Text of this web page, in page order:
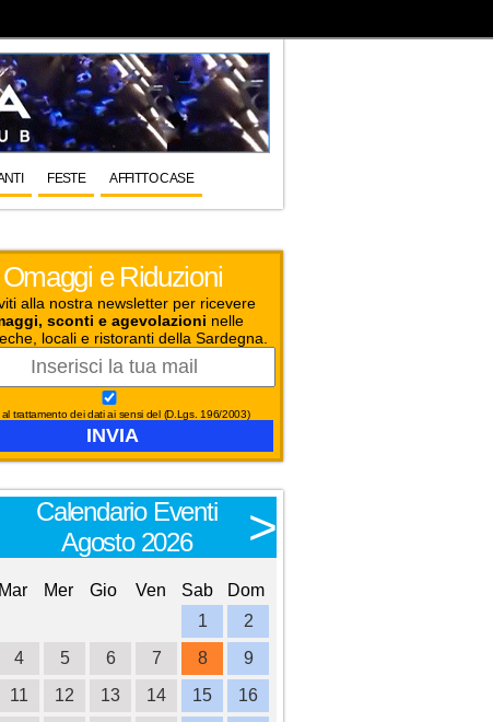
FESTE AFFITTO CASE
Omaggi e Riduzioni
alla nostra newsletter per ricevere
sconti e agevolazioni nelle
locali e ristoranti della Sardegna.
al trattamento dei dati ai sensi del (D.Lgs. 196/2003)
Calendario Eventi
Agosto 2026
>
Mar Mer Gio Ven Sab
Dom
1
2
4 5 6 7 8
9
11 12 13 14 15
16